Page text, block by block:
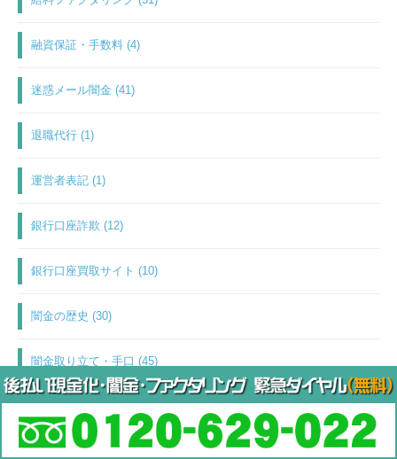
融資保証・手数料 (4)
迷惑メール闇金 (41)
退職代行 (1)
運営者表記 (1)
銀行口座詐欺 (12)
銀行口座買取サイト (10)
闇金の歴史 (30)
闇金取り立て・手口 (45)
闇金投稿掲示板 (6)
闇金業者一覧 (1)